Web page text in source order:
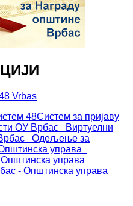
48Систем за пријаву
ОУ Врбас
Виртуелни
Одељење за
управа
управа
- Општинска управа